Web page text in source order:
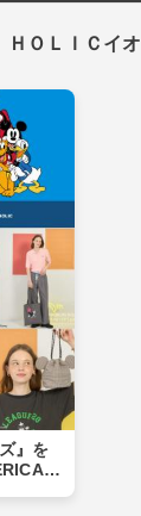
ＯＬＩＣイ
』を